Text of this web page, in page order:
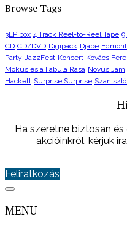
Browse Tags
3LP box 4 Track Reel-to-Reel Tape
CD CD/DVD Digipack Djabe
Party JazzFest Koncert Kovács
Mókus és a Fabula Rasa Novus Jam
Hackett Surprise Surprise
Ha szeretne biztosan
akcióinkról, kérjük
Feliratkozás
MENU